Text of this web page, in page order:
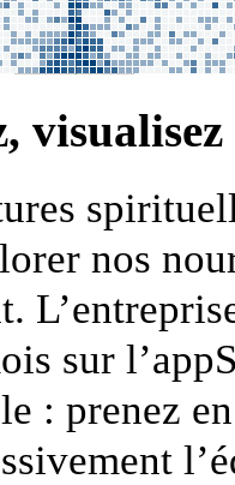
nos
sur
: prenez